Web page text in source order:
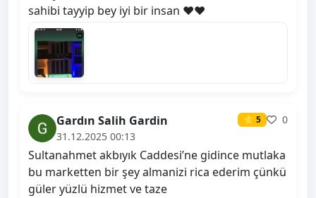
sahibi tayyip bey iyi bir insan ❤️❤️
Gardın Salih Gardin ⭐ 5
0
31.12.2025 00:13
Sultanahmet akbıyık Caddesi’ne gidince mutlaka
bu marketten bir şey almanizi rica ederim çünkü
güler yüzlü hizmet ve taze